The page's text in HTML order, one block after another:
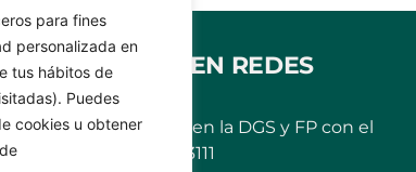
para fines
personalizada en
tus hábitos de
Puedes
cookies u obtener
SÍGUENOS EN REDES
Agente inscrito en la DGS y FP con el
nº C0031B76663111